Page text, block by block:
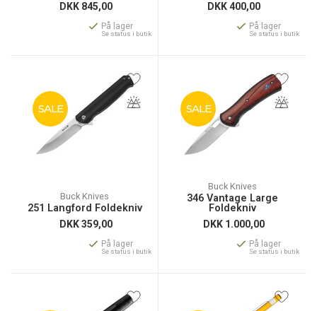
DKK 845,00
På lager
Se status i butik
DKK400,00
På lager
Se status i butik
SALE
Buck Knives
251 Langford Foldekniv
DKK359,00
På lager
Se status i butik
SALE
Buck Knives
346 Vantage Large
Foldekniv
DKK 1.000,00
På lager
Se status i butik